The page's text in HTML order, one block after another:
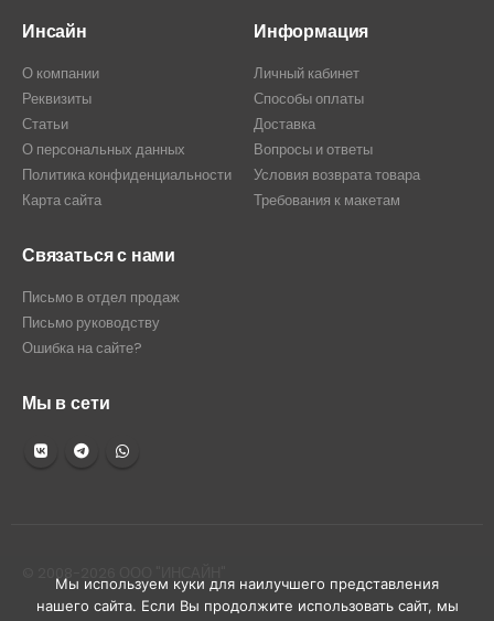
Инсайн
О компании
Реквизиты
Статьи
О персональных данных
Политика конфиденциальности
Карта сайта
Информация
Личный кабинет
Способы оплаты
Доставка
Вопросы и ответы
Условия возврата товара
Требования к макетам
Связаться с нами
Письмо в отдел продаж
Письмо руководству
Ошибка на сайте?
Мы в сети
Мы используем куки для наилучшего представления
нашего сайта. Если Вы продолжите использовать сайт, мы